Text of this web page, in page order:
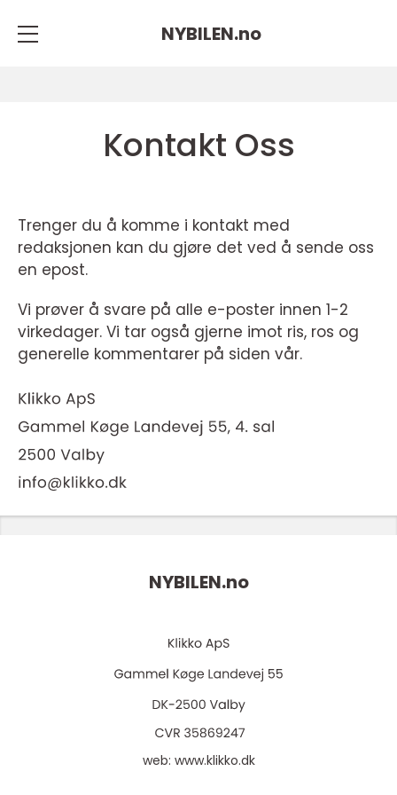
NYBILEN.no
Kontakt Oss
Trenger du å komme i kontakt med
redaksjonen kan du gjøre det ved å sende oss
en epost.
Vi prøver å svare på alle e-poster innen 1-2
virkedager. Vi tar også gjerne imot ris, ros og
generelle kommentarer på siden vår.
NYBILEN.no
web: www.klikko.dk